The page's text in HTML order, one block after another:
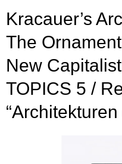
Kracauer’s
The
New
TOPICS 5 /
ř
e
b
u
j
e
e